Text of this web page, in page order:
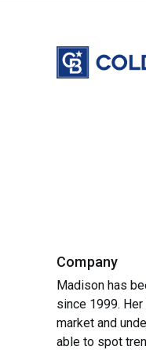
Company
Madison has
since 1999.
market and
able to spot